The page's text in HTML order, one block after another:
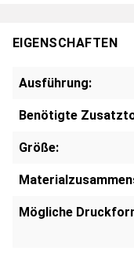
EIGENSCHAFTEN
Ausführung:
Benötigte
Größe:
Mögliche